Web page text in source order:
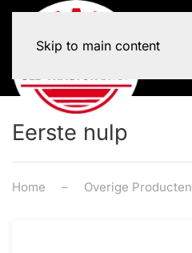
Skip to main content
Eerste hulp
Home Overige Producten